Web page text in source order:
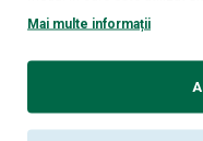
pentru a-i
Specificații:
Mai multe informații